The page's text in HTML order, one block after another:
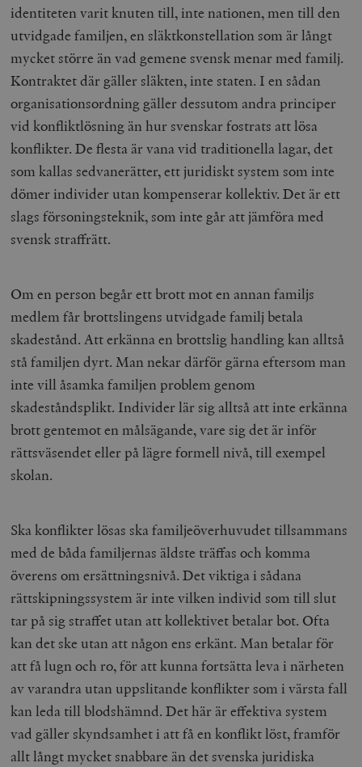
identiteten varit knuten till, inte nationen, men till den
utvidgade familjen, en släktkonstellation som är långt
mycket större än vad gemene svensk menar med familj.
Kontraktet där gäller släkten, inte staten. I en sådan
organisationsordning gäller dessutom andra principer
vid konfliktlösning än hur svenskar fostrats att lösa
konflikter. De flesta är vana vid traditionella lagar, det
som kallas sedvanerätter, ett juridiskt system som inte
dömer individer utan kompenserar kollektiv. Det är ett
slags försoningsteknik, som inte går att jämföra med
svensk straffrätt.
Om en person begår ett brott mot en annan familjs
medlem får brottslingens utvidgade familj betala
skadestånd. Att erkänna en brottslig handling kan alltså
stå familjen dyrt. Man nekar därför gärna eftersom man
inte vill åsamka familjen problem genom
skadeståndsplikt. Individer lär sig alltså att inte erkänna
brott gentemot en målsägande, vare sig det är inför
rättsväsendet eller på lägre formell nivå, till exempel
skolan.
Ska konflikter lösas ska familjeöverhuvudet tillsammans
med de båda familjernas äldste träffas och komma
överens om ersättningsnivå. Det viktiga i sådana
rättskipningssystem är inte vilken individ som till slut
tar på sig straffet utan att kollektivet betalar bot. Ofta
kan det ske utan att någon ens erkänt. Man betalar för
att få lugn och ro, för att kunna fortsätta leva i närheten
av varandra utan uppslitande konflikter som i värsta fall
kan leda till blodshämnd. Det här är effektiva system
vad gäller skyndsamhet i att få en konflikt löst, framför
allt långt mycket snabbare än det svenska juridiska